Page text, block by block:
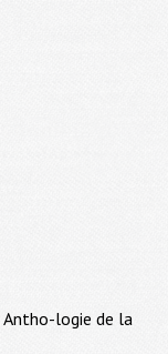
Antho-logie de la